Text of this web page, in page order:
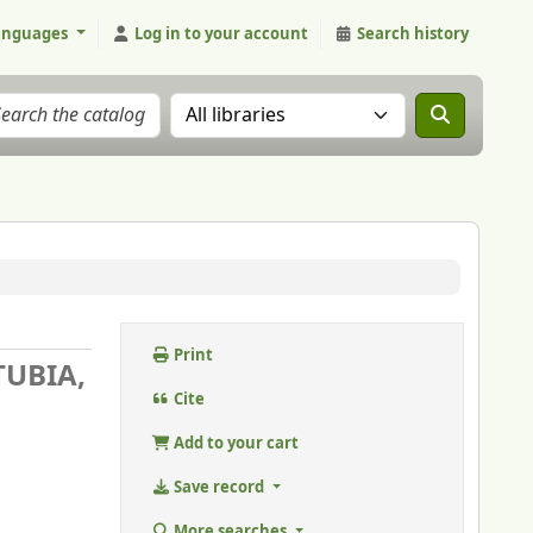
Log in to your account Search history
Search the catalog in:
Print
Cite
Add to your cart
Save record